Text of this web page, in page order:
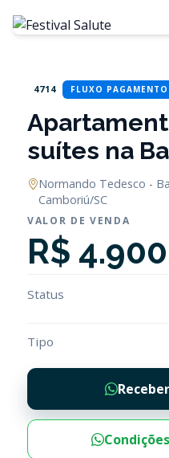
4714 FLUXO PAGAMENTO
suítes na
Normando Tedesco -
Camboriú/SC
VALOR DE VENDA
R$
Status
Tipo